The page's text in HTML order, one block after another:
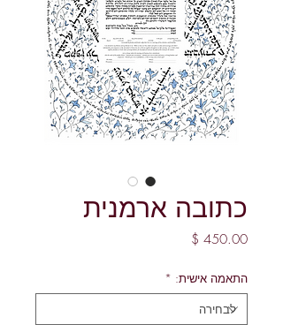
כתובה ארמנית
התאמה אישית: *